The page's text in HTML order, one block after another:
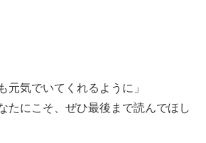
元気でいてくれるように」
たにこそ、ぜひ最後まで読んでほし